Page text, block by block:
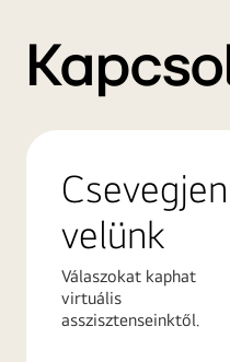
Csevegjen
velünk
Válaszokat kaphat
virtuális
asszisztenseinktől.